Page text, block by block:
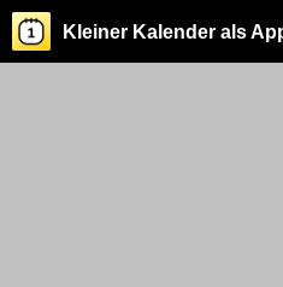
Kleiner Kalender als